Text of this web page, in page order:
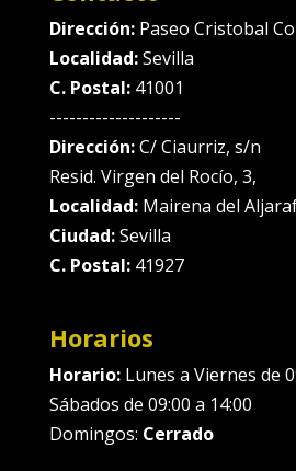
Dirección: Paseo Cristobal
Localidad:Sevilla
C. Postal:41001
--------------------
Dirección:C/ Ciaurriz, s/n
Resid. Virgen del Rocío, 3,
Localidad:Mairena del
Ciudad:Sevilla
C. Postal:41927
Horarios
Horario:Lunes a Viernes de
Sábados de 09:00 a 14:00
Domingos: Cerrado